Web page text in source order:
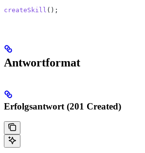
createSkill ();
Antwortformat
Erfolgsantwort (201 Created)